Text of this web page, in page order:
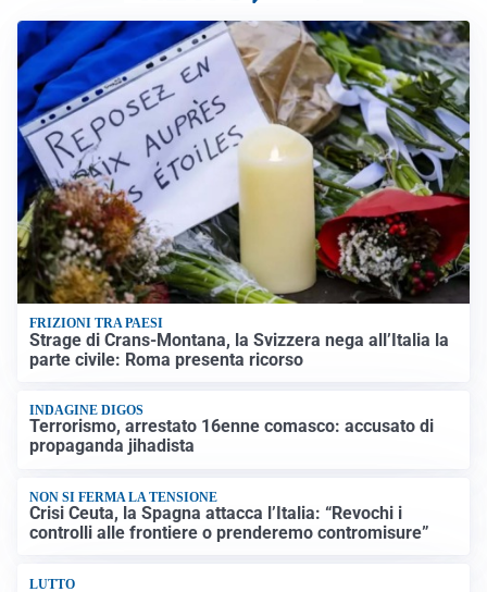
FRIZIONI TRA PAESI
Strage di Crans-Montana, la Svizzera nega all’Italia la
parte civile: Roma presenta ricorso
INDAGINE DIGOS
Terrorismo, arrestato 16enne comasco: accusato di
propaganda jihadista
NON SI FERMA LA TENSIONE
Crisi Ceuta, la Spagna attacca l’Italia: “Revochi i
controlli alle frontiere o prenderemo contromisure”
LUTTO